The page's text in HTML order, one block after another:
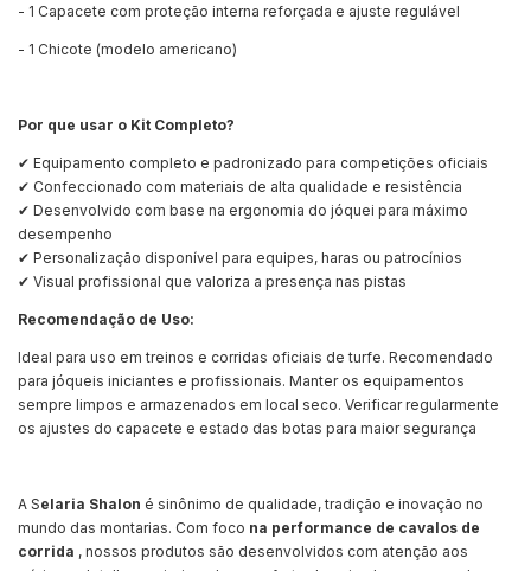
- 1 Capacete com proteção interna reforçada e ajuste regulável
- 1 Chicote (modelo americano)
Por que usar o Kit Completo?
✔ Equipamento completo e padronizado para competições oficiais
✔ Confeccionado com materiais de alta qualidade e resistência
✔ Desenvolvido com base na ergonomia do jóquei para máximo
desempenho
✔ Personalização disponível para equipes, haras ou patrocínios
✔ Visual profissional que valoriza a presença nas pistas
Recomendação de Uso:
Ideal para uso em treinos e corridas oficiais de turfe. Recomendado
para jóqueis iniciantes e profissionais. Manter os equipamentos
sempre limpos e armazenados em local seco. Verificar regularmente
os ajustes do capacete e estado das botas para maior segurança
A Selaria Shalon é sinônimo de qualidade, tradição e inovação no
mundo das montarias. Com foco na performance de cavalos de
corrida , nossos produtos são desenvolvidos com atenção aos